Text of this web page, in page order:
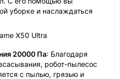
уборке и наслаждаться
X50 Ultra
20000 Па: Благодаря
робот-пылесос
с пылью, грязью и